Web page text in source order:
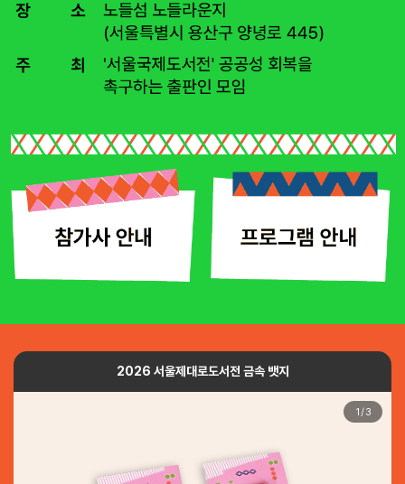
2026 서울제대로도서전 금속 뱃지
1 /3